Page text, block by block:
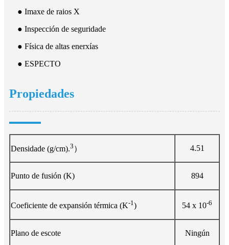
● Imaxe de raios X
● Inspección de seguridade
● Física de altas enerxías
● ESPECTO
Propiedades
Densidade (g/cm).3 ） 4.51
Punto de fusión (K) 894
Coeficiente de expansión térmica (K-1 ) 54 x 10-6
Plano de escote Ningún